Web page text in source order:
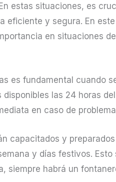
estas situaciones, es
eficiente y segura. En
en situaciones
es fundamental cuando
las 24 horas
en caso de
capacitados y
y días festivos.
siempre habrá un